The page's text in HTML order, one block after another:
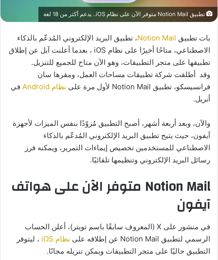
تطبيق Notion Mail متوفر الآن على نظام iOS.. يدعم أكثر من 18 لغة
بات تطبيق Notion Mail، تطبيق البريد الإلكتروني المُدعّم بالذكاء
الاصطناعي، متاحًا أخيرًا على نظام iOS ، بعدما أعلنت آبل عن إطلاق
تطبيقها على متجر التطبيقات، وهو الآن متاح للجميع للتنزيل.
وقد أطلقت شركة تطبيقات مساحات العمل، ومقرها سان
فرانسيسكو، تطبيق Notion Mail لأول مرة على
نظام Android
في
أبريل.
والآن، وبعد أربعة أشهر، أصبح التطبيق مُزوّدًا بنفس الميزات لأجهزة
آيفون، حيث يتيح تطبيق البريد الإلكتروني المُدعّم بالذكاء
الاصطناعي للمستخدمين تخصيص إيماءات التمرير، ويمكنه فرز
رسائل البريد الإلكتروني وتنظيمها تلقائيًا.
Notion Mail متوفر الآن على هواتف
آيفون
في منشور على X (المعروف سابقًا باسم تويتر)، أعلن الحساب
الرسمي لتطبيق Notion Mail عن إطلاقه على
نظام iOS
، ليتوفر
التطبيق حاليًا على متجر التطبيقات ويمكن تنزيله مجانًا.